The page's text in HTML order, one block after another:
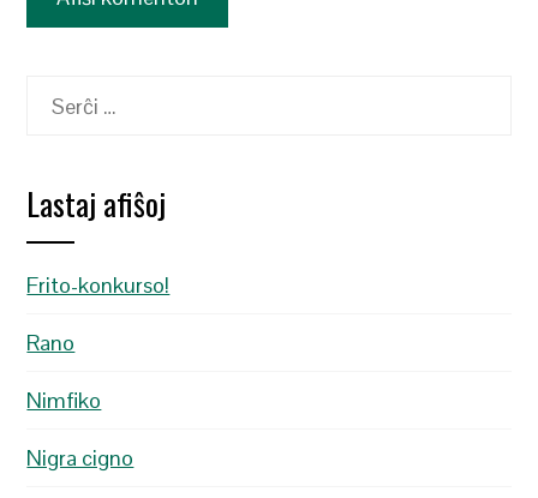
Serĉu:
Lastaj afiŝoj
Frito-konkurso!
Rano
Nimfiko
Nigra cigno